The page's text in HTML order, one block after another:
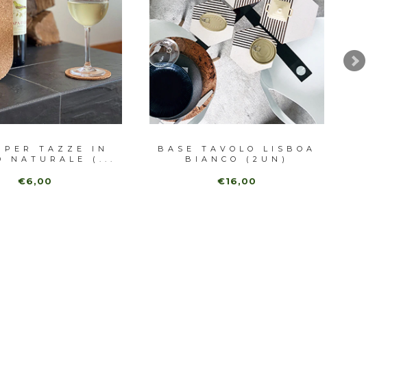
PER TAZZE IN
NATURALE (...
€6,00
BASE TAVOLO LISBOA
BIANCO (2UN)
€16,00